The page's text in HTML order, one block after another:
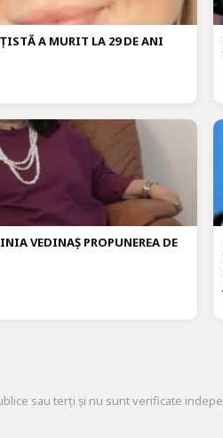
A MURIT LA 29 DE ANI
VEDINAȘ PROPUNEREA DE
sau terți și nu sunt verificate